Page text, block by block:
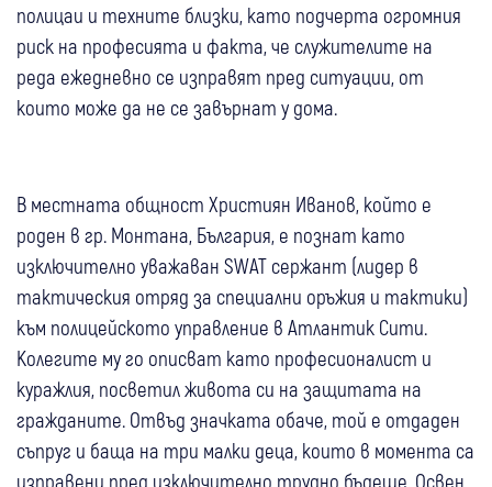
полицаи и техните близки, като подчерта огромния
риск на професията и факта, че служителите на
реда ежедневно се изправят пред ситуации, от
които може да не се завърнат у дома.
В местната общност Християн Иванов, който е
роден в гр. Монтана, България, е познат като
изключително уважаван SWAT сержант (лидер в
тактическия отряд за специални оръжия и тактики)
към полицейското управление в Атлантик Сити.
Колегите му го описват като професионалист и
куражлия, посветил живота си на защитата на
гражданите. Отвъд значката обаче, той е отдаден
съпруг и баща на три малки деца, които в момента са
изправени пред изключително трудно бъдеще. Освен